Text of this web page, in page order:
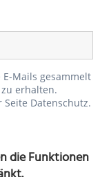
Mails gesammelt
erhalten.
Datenschutz.
die Funktionen